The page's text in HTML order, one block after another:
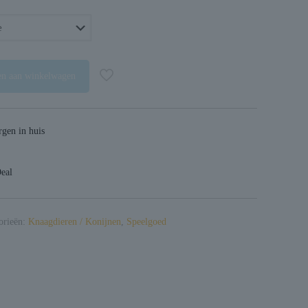
in huis
Knaagdieren / Konijnen Speelgoed